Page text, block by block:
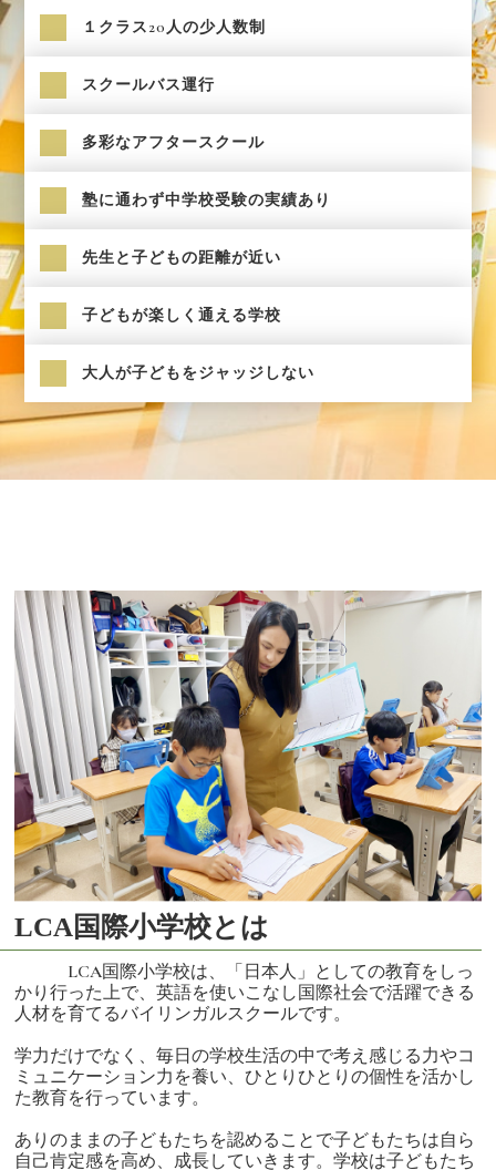
１クラス20人の少人数制
スクールバス運行
多彩なアフタースクール
塾に通わず中学校受験の実績あり
先生と子どもの距離が近い
子どもが楽しく通える学校
大人が子どもをジャッジしない
LCA国際小学校とは
LCA国際小学校は、「日本人」としての教育をしっ
かり行った上で、英語を使いこなし国際社会で活躍できる
人材を育てるバイリンガルスクールです。
学力だけでなく、毎日の学校生活の中で考え感じる力やコ
ミュニケーション力を養い、ひとりひとりの個性を活かし
た教育を行っています。
ありのままの子どもたちを認めることで子どもたちは自ら
自己肯定感を高め、成長していきます。学校は子どもたち